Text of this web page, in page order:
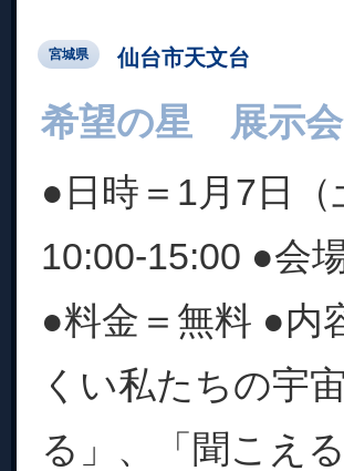
宮城県 仙台市天文台
希望の星 展示会
●日時＝1月7日
10:00-15:00 ●会
●料金＝無料 ●内
くい私たちの宇
る」、「聞こえ